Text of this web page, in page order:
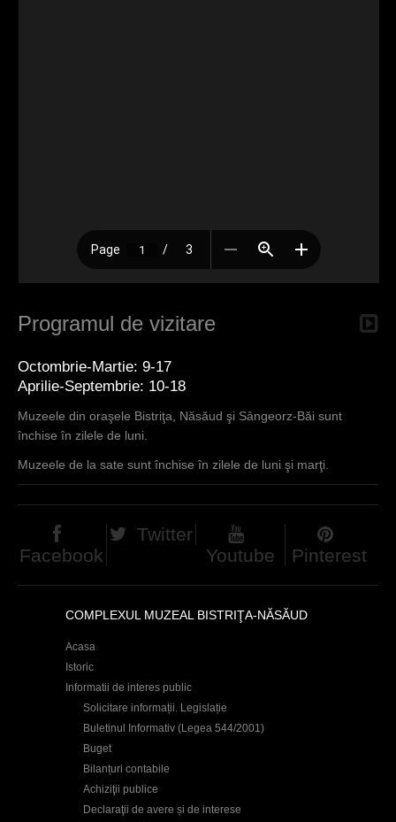
Programul de vizitare
Octombrie-Martie: 9-17
Aprilie-Septembrie: 10-18
Muzeele din oraşele Bistriţa, Năsăud şi Sângeorz-Băi sunt
închise în zilele de luni.
Muzeele de la sate sunt închise în zilele de luni şi marţi.
Facebook
Twitter
Youtube
Pinterest
COMPLEXUL MUZEAL BISTRIŢA-NĂSĂUD
Acasa
Istoric
Informatii de interes public
Solicitare informații. Legislație
Buletinul Informativ (Legea 544/2001)
Buget
Bilanțuri contabile
Achiziţii publice
Declaraţii de avere și de interese